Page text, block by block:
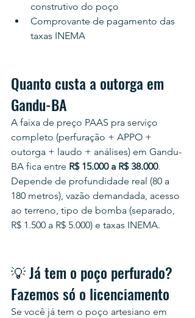
construtivo do poço
Comprovante de pagamento das
taxas INEMA
Quanto custa a outorga em
Gandu-BA
A faixa de preço PAAS pra serviço
completo (perfuração + APPO +
outorga + laudo + análises) em Gandu-
BA fica entre R$ 15.000 a R$ 38.000.
Depende de profundidade real (80 a
180 metros), vazão demandada, acesso
ao terreno, tipo de bomba (separado,
R$ 1.500 a R$ 5.000) e taxas INEMA.
💡 Já tem o poço perfurado?
Fazemos só o licenciamento
Se você já tem o poço artesiano em